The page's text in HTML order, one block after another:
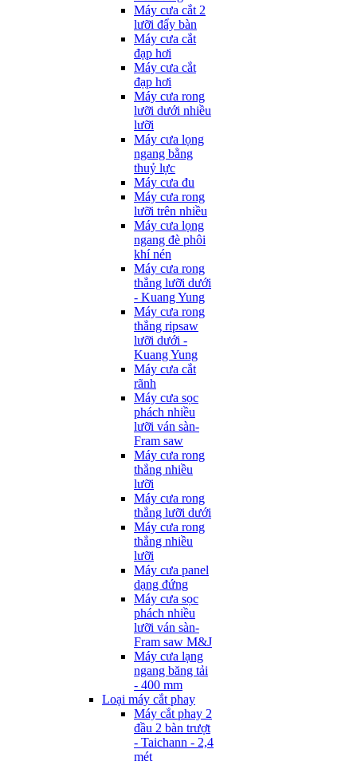
Máy cưa cắt 2
lưỡi đẩy bàn
Máy cưa cắt
đạp hơi
Máy cưa cắt
đạp hơi
Máy cưa rong
lưỡi dưới nhiều
lưỡi
Máy cưa lọng
ngang bằng
thuỷ lực
Máy cưa đu
Máy cưa rong
lưỡi trên nhiều
Máy cưa lọng
ngang đè phôi
khí nén
Máy cưa rong
thẳng lưỡi dưới
- Kuang Yung
Máy cưa rong
thẳng ripsaw
lưỡi dưới -
Kuang Yung
Máy cưa cắt
rãnh
Máy cưa sọc
phách nhiều
lưỡi ván sàn-
Fram saw
Máy cưa rong
thẳng nhiều
lưỡi
Máy cưa rong
thẳng lưỡi dưới
Máy cưa rong
thẳng nhiều
lưỡi
Máy cưa panel
dạng đứng
Máy cưa sọc
phách nhiều
lưỡi ván sàn-
Fram saw M&J
Máy cưa lạng
ngang băng tải
- 400 mm
Loại máy cắt phay
Máy cắt phay 2
đầu 2 bàn trượt
- Taichann - 2,4
mét